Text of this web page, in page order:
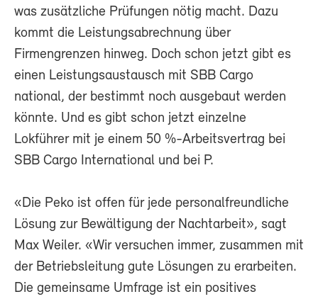
was zusätzliche Prüfungen nötig macht. Dazu
kommt die Leistungsabrechnung über
Firmengrenzen hinweg. Doch schon jetzt gibt es
einen Leistungsaustausch mit SBB Cargo
national, der bestimmt noch ausgebaut werden
könnte. Und es gibt schon jetzt einzelne
Lokführer mit je einem 50 %-Arbeitsvertrag bei
SBB Cargo International und bei P.
«Die Peko ist offen für jede personalfreundliche
Lösung zur Bewältigung der Nachtarbeit», sagt
Max Weiler. «Wir versuchen immer, zusammen mit
der Betriebsleitung gute Lösungen zu erarbeiten.
Die gemeinsame Umfrage ist ein positives